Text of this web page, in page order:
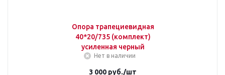
Опора трапециевидная
40*20/735 (комплект)
усиленная черный
Нет в наличии
3 000 руб./шт